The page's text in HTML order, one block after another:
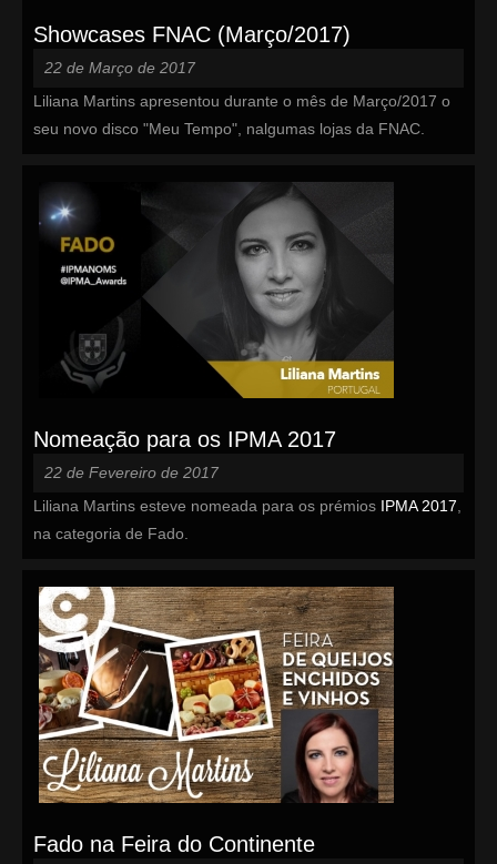
Showcases FNAC (Março/2017)
22 de Março de 2017
Liliana Martins apresentou durante o mês de Março/2017 o
seu novo disco "Meu Tempo", nalgumas lojas da FNAC.
Nomeação para os IPMA 2017
22 de Fevereiro de 2017
Liliana Martins esteve nomeada para os prémios IPMA 2017
na categoria de Fado.
Fado na Feira do Continente